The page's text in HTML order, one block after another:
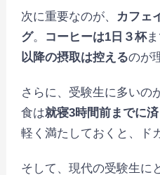
次に重要なのが、 カフェ
グ。 コーヒーは1日３杯
以降の摂取は控えるのが
さらに、受験生に多いの
食は就寝3時間前までに
軽く満たしておくと、ド
そして、現代の受験生に